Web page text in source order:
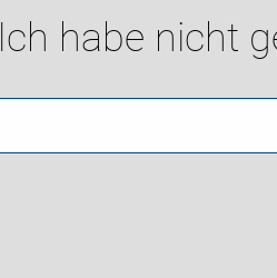
Ich habe nicht